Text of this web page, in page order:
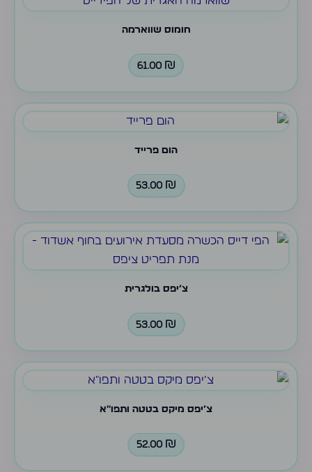
חומוס שווארמה
61.00 ₪
הום פרייד
53.00 ₪
צ׳יפס בולגרית
53.00 ₪
צ׳יפס מיקס בטטה ותפו״א
52.00 ₪